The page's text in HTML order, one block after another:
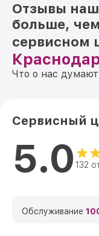
Отзывы
больше,
сервисном
Что о нас
Сервисный
5.0 132
Обслуживание